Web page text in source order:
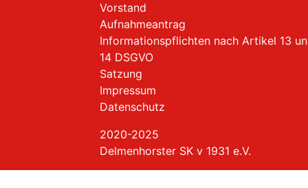
Vorstand
Aufnahmeantrag
Informationspflichten nach Artikel 13
14 DSGVO
Satzung
Impressum
Datenschutz
2020-2025
Delmenhorster SK v 1931 e.V.